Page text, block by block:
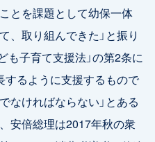
とを課題として幼保一体
、取り組んできた」と振り
も子育て支援法」の第2条に
するように支援するもので
なければならない」とある
安倍総理は2017年秋の衆